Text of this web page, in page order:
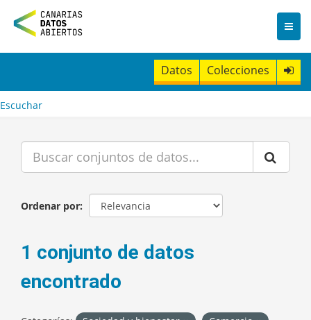
n
t
Datos Colecciones
Escuchar
Ordenar por
1 conjunto de datos
encontrado